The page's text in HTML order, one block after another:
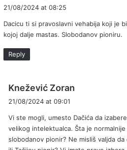
s
:
21/08/2024 at 08:25
Dacicu ti si pravoslavni vehabija koji je
kojoj dalje mastas. Slobodanov pioniru.
Reply
Knežević Zoran
s
:
21/08/2024 at 09:01
Vi ste mogli, umesto Dačića da
velikog intelektualca. Šta je
slobodanov pionir? Ne misliš valjda